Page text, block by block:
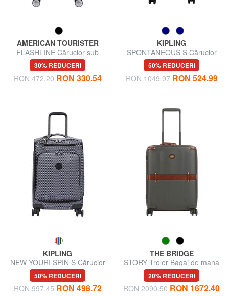
AMERICAN TOURISTER
FLASHLINE Cărucior sub
scaun ok Easyjet
30% REDUCERI
RON 472.20 RON 330.54
KIPLING
SPONTANEOUS S Cărucior
pentru bagaje de mână
50% REDUCERI
RON 1049.97 RON 524.99
KIPLING
NEW YOURI SPIN S Cărucior
de dimensiuni mici
50% REDUCERI
RON 997.45 RON 498.72
THE BRIDGE
STORY Troler Bagaj de mana
20% REDUCERI
RON 2090.50 RON 1672.40